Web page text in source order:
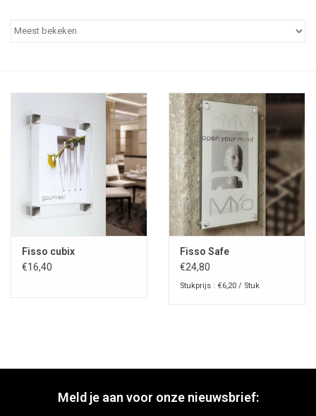
Fisso cubix
€16,40
Fisso Safe
€24,80
Stukprijs : €6,20 / Stuk
Meld je aan voor onze nieuwsbrief: